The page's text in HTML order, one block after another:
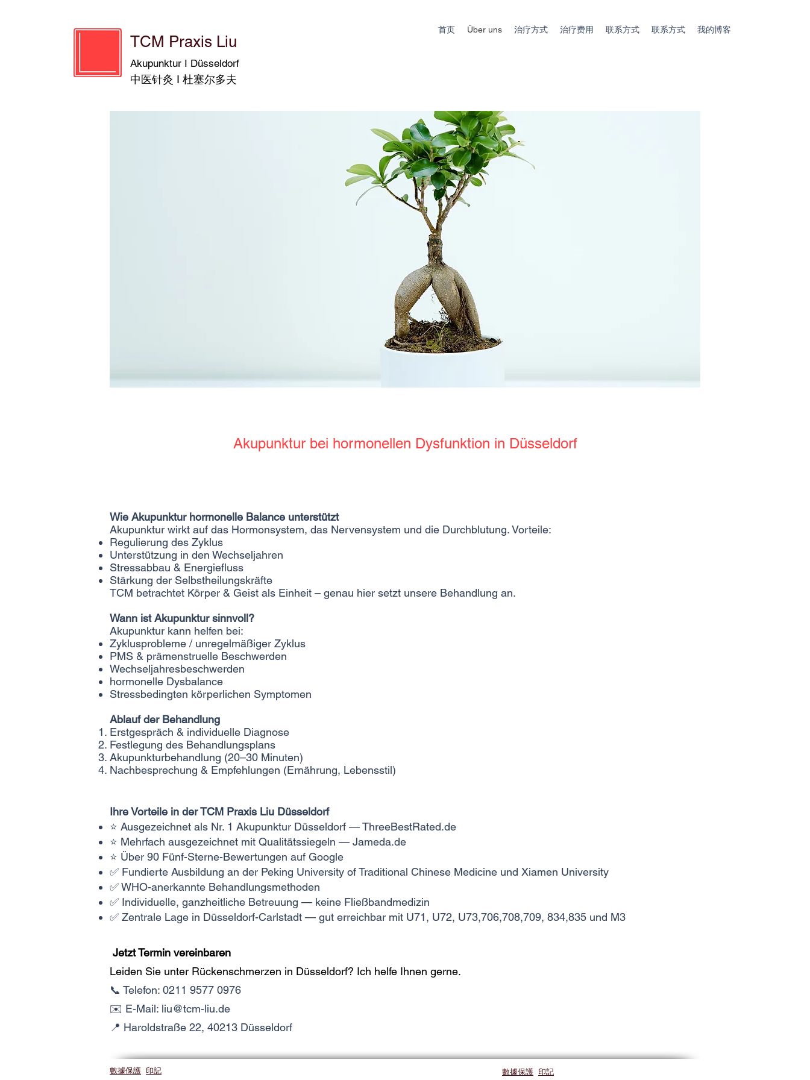
TCM Praxis Liu
Akupunktur I Düsseldorf
中医针灸 I 杜塞尔多夫
首页 Über uns 治疗方式 治疗费用 联系方式 联系方式 我的博客
Akupunktur bei hormonellen Dysfunktion in Düsseldorf
Wie Akupunktur hormonelle Balance unterstützt
Akupunktur wirkt auf das Hormonsystem, das Nervensystem und die Durchblutung. Vorteile:
Regulierung des Zyklus
Unterstützung in den Wechseljahren
Stressabbau & Energiefluss
Stärkung der Selbstheilungskräfte
TCM betrachtet Körper & Geist als Einheit – genau hier setzt unsere Behandlung an.
Wann ist Akupunktur sinnvoll?
Akupunktur kann helfen bei:
Zyklusprobleme / unregelmäßiger Zyklus
PMS & prämenstruelle Beschwerden
Wechseljahresbeschwerden
hormonelle Dysbalance
Stressbedingten körperlichen Symptomen
Ablauf der Behandlung
Erstgespräch & individuelle Diagnose
Festlegung des Behandlungsplans
Akupunkturbehandlung (20–30 Minuten)
Nachbesprechung & Empfehlungen (Ernährung, Lebensstil)
Ihre Vorteile in der TCM Praxis Liu Düsseldorf
⭐ Ausgezeichnet als Nr. 1 Akupunktur Düsseldorf — ThreeBestRated.de
⭐ Mehrfach ausgezeichnet mit Qualitätssiegeln — Jameda.de
⭐ Über 90 Fünf-Sterne-Bewertungen auf Google
✅ Fundierte Ausbildung an der Peking University of Traditional Chinese Medicine und Xiamen University
✅ WHO-anerkannte Behandlungsmethoden
✅ Individuelle, ganzheitliche Betreuung — keine Fließbandmedizin
✅ Zentrale Lage in Düsseldorf-Carlstadt — gut erreichbar mit U71, U72, U73,706,708,709, 834,835 und M3
Jetzt Termin vereinbaren
Leiden Sie unter Rückenschmerzen in Düsseldorf? Ich helfe Ihnen gerne.
📞 Telefon: 0211 9577 0976
✉️ E-Mail: liu@tcm-liu.de
📍 Haroldstraße 22, 40213 Düsseldorf​
數據保護 印記 數據保護 印記